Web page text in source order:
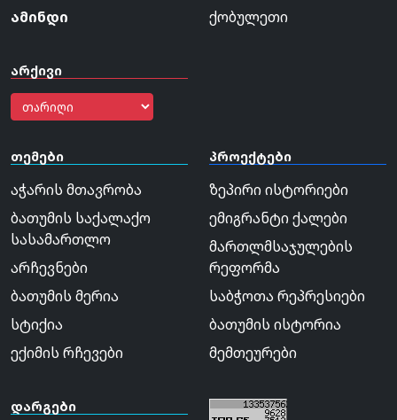
ამინდი
არქივი
ქობულეთი
თემები
აჭარის მთავრობა
ბათუმის საქალაქო
სასამართლო
არჩევნები
ბათუმის მერია
სტიქია
ექიმის რჩევები
პროექტები
ზეპირი ისტორიები
ემიგრანტი ქალები
მართლმსაჯულების
რეფორმა
საბჭოთა რეპრესიები
ბათუმის ისტორია
მემთეურები
დარგები